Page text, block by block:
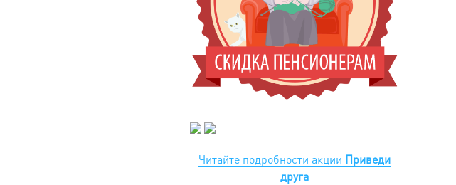
Читайте подробности акции Приведи
друга